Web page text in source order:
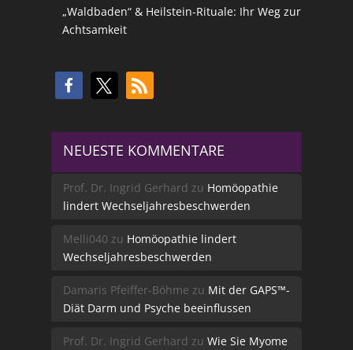
„Waldbaden“ & Heilstein-Rituale: Ihr Weg zur
Achtsamkeit
NEUESTE KOMMENTARE
Prof. Dr. Ingrid Gerhard zu Homöopathie
lindert Wechseljahresbeschwerden
Melli040 zu Homöopathie lindert
Wechseljahresbeschwerden
Damaris Pfeiffer-Böhme zu Mit der GAPS™-
Diät Darm und Psyche beeinflussen
Prof. Dr. Ingrid Gerhard zu Wie Sie Myome